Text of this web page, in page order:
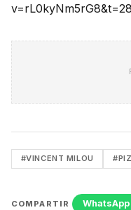
#VINCENT MILOU
COMPARTIR WhatsApp